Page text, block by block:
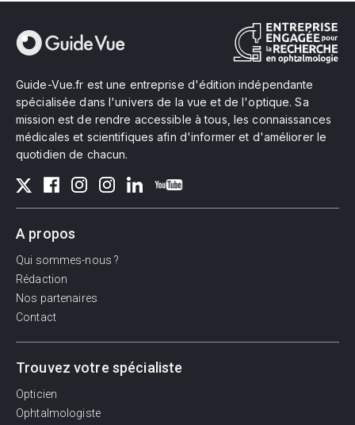
Guide-Vue.fr est une entreprise d'édition indépendante
spécialisée dans l'univers de la vue et de l'optique. Sa
mission est de rendre accessible à tous, les connaissances
médicales et scientifiques afin d'informer et d'améliorer le
quotidien de chacun.
A propos
Qui sommes-nous ?
Rédaction
Nos partenaires
Contact
Trouvez votre spécialiste
Opticien
Ophtalmologiste